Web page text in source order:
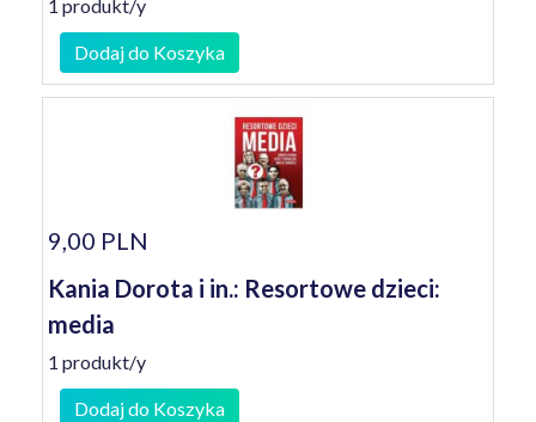
1 produkt/y
Dodaj do Koszyka
9,00 PLN
Kania Dorota i in.: Resortowe dzieci:
media
1 produkt/y
Dodaj do Koszyka